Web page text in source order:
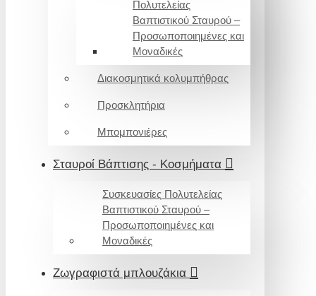
Πολυτελείας
Βαπτιστικού Σταυρού –
Προσωποποιημένες και
Μοναδικές
Διακοσμητικά κολυμπήθρας
Προσκλητήρια
Μπομπονιέρες
Σταυροί Βάπτισης - Κοσμήματα
Συσκευασίες Πολυτελείας
Βαπτιστικού Σταυρού –
Προσωποποιημένες και
Μοναδικές
Ζωγραφιστά μπλουζάκια